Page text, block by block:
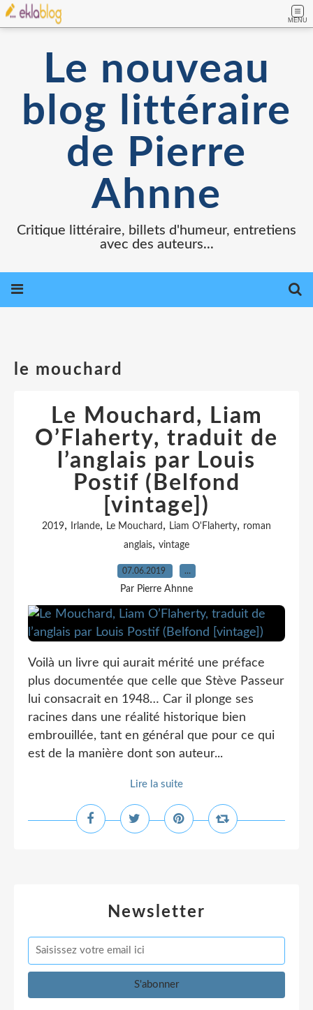
MENU
Le nouveau
blog littéraire
de Pierre
Ahnne
Critique littéraire, billets d'humeur, entretiens
avec des auteurs...
le mouchard
Le Mouchard, Liam
O’Flaherty, traduit de
l’anglais par Louis
Postif (Belfond
[vintage])
2019, Irlande, Le Mouchard , Liam O'Flaherty, roman
anglais, vintage
07.06.2019 …
Par Pierre Ahnne
Voilà un livre qui aurait mérité une préface
plus documentée que celle que Stève Passeur
lui consacrait en 1948… Car il plonge ses
racines dans une réalité historique bien
embrouillée, tant en général que pour ce qui
est de la manière dont son auteur...
Lire la suite
Newsletter